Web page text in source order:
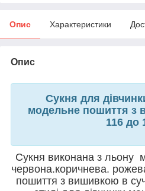
Опис Характеристики
Опис
Сукня для
модельне пошиття з
116 до
Сукня виконана з льону
червона.коричнева.
пошиття з вишивкою в